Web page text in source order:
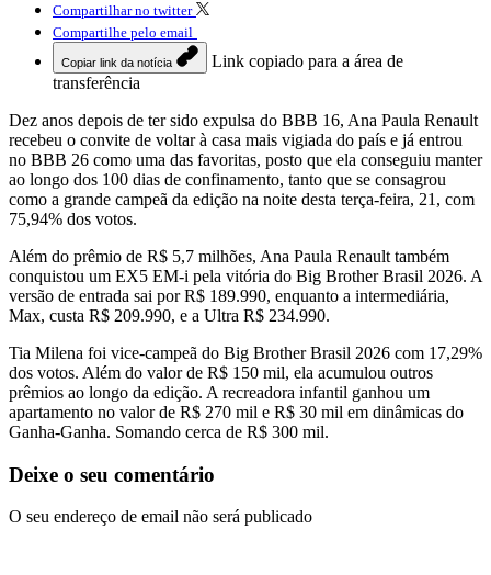
Compartilhar no twitter
Compartilhe pelo email
Copiar link da notícia
Link copiado para a área de
transferência
Dez anos depois de ter sido expulsa do BBB 16, Ana Paula Renault
recebeu o convite de voltar à casa mais vigiada do país e já entrou
no BBB 26 como uma das favoritas, posto que ela conseguiu manter
ao longo dos 100 dias de confinamento, tanto que se consagrou
como a grande campeã da edição na noite desta terça-feira, 21, com
75,94% dos votos.
Além do prêmio de R$ 5,7 milhões, Ana Paula Renault também
conquistou um EX5 EM-i pela vitória do Big Brother Brasil 2026. A
versão de entrada sai por R$ 189.990, enquanto a intermediária,
Max, custa R$ 209.990, e a Ultra R$ 234.990.
Tia Milena foi vice-campeã do Big Brother Brasil 2026 com 17,29%
dos votos. Além do valor de R$ 150 mil, ela acumulou outros
prêmios ao longo da edição. A recreadora infantil ganhou um
apartamento no valor de R$ 270 mil e R$ 30 mil em dinâmicas do
Ganha-Ganha. Somando cerca de R$ 300 mil.
Deixe o seu comentário
O seu endereço de email não será publicado